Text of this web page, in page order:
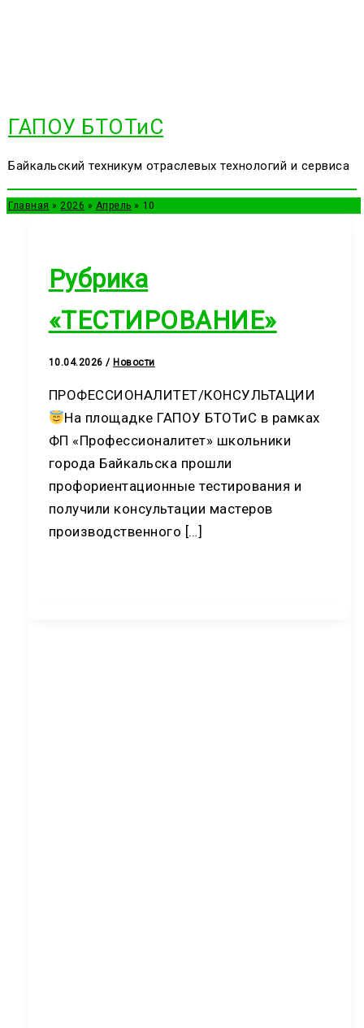
ГАПОУ БТОТиС
Байкальский техникум отраслевых технологий и сервиса
Главная 2026 Апрель 10
Рубрика
«ТЕСТИРОВАНИЕ»
10.04.2026/ Новости
ПРОФЕССИОНАЛИТЕТ/КОНСУЛЬТАЦИИ
На площадке ГАПОУ БТОТиС в рамках
ФП «Профессионалитет» школьники
города Байкальска прошли
профориентационные тестирования и
получили консультации мастеров
производственного […]